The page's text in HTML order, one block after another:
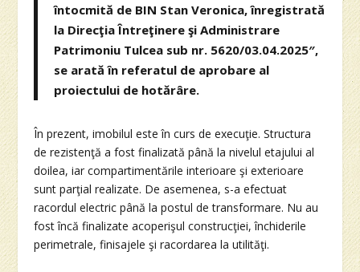
întocmită de BIN Stan Veronica, înregistrată
la Direcţia Întreţinere şi Administrare
Patrimoniu Tulcea sub nr. 5620/03.04.2025″,
se arată în referatul de aprobare al
proiectului de hotărâre.
În prezent, imobilul este în curs de execuţie. Structura
de rezistenţă a fost finalizată până la nivelul etajului al
doilea, iar compartimentările interioare şi exterioare
sunt parţial realizate. De asemenea, s-a efectuat
racordul electric până la postul de transformare. Nu au
fost încă finalizate acoperişul construcţiei, închiderile
perimetrale, finisajele şi racordarea la utilităţi.